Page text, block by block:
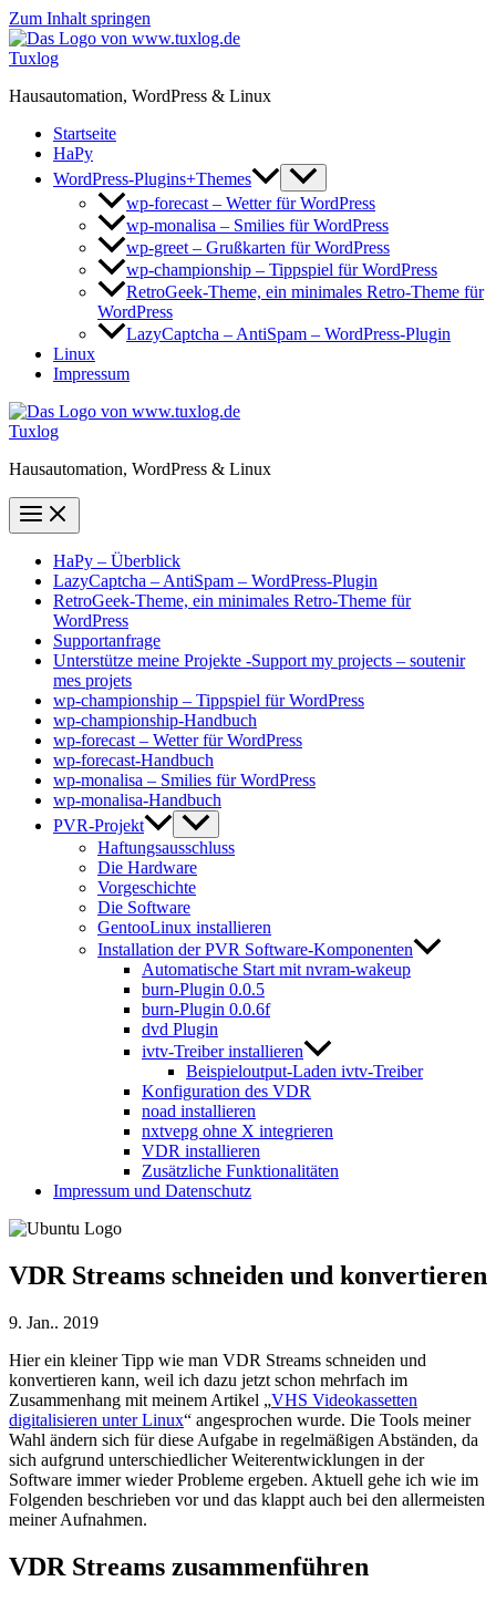
Zum Inhalt springen
Tuxlog
Hausautomation, WordPress & Linux
Startseite
HaPy
WordPress-Plugins+Themes
wp-forecast – Wetter für WordPress
wp-monalisa – Smilies für WordPress
wp-greet – Grußkarten für WordPress
wp-championship – Tippspiel für WordPress
RetroGeek-Theme, ein minimales Retro-Theme für
WordPress
LazyCaptcha – AntiSpam – WordPress-Plugin
Linux
Impressum
Tuxlog
Hausautomation, WordPress & Linux
HaPy – Überblick
LazyCaptcha – AntiSpam – WordPress-Plugin
RetroGeek-Theme, ein minimales Retro-Theme für
WordPress
Supportanfrage
Unterstütze meine Projekte -Support my projects – soutenir
mes projets
wp-championship – Tippspiel für WordPress
wp-championship-Handbuch
wp-forecast – Wetter für WordPress
wp-forecast-Handbuch
wp-monalisa – Smilies für WordPress
wp-monalisa-Handbuch
PVR-Projekt
Haftungsausschluss
Die Hardware
Vorgeschichte
Die Software
GentooLinux installieren
Installation der PVR Software-Komponenten
Automatische Start mit nvram-wakeup
burn-Plugin 0.0.5
burn-Plugin 0.0.6f
dvd Plugin
ivtv-Treiber installieren
Beispieloutput-Laden ivtv-Treiber
Konfiguration des VDR
noad installieren
nxtvepg ohne X integrieren
VDR installieren
Zusätzliche Funktionalitäten
Impressum und Datenschutz
VDR Streams schneiden und konvertieren
9. Jan.. 2019
Hier ein kleiner Tipp wie man VDR Streams schneiden und
konvertieren kann, weil ich dazu jetzt schon mehrfach im
Zusammenhang mit meinem Artikel „VHS Videokassetten
digitalisieren unter Linux“ angesprochen wurde. Die Tools meiner
Wahl ändern sich für diese Aufgabe in regelmäßigen Abständen, da
sich aufgrund unterschiedlicher Weiterentwicklungen in der
Software immer wieder Probleme ergeben. Aktuell gehe ich wie im
Folgenden beschrieben vor und das klappt auch bei den allermeisten
meiner Aufnahmen.
VDR Streams zusammenführen